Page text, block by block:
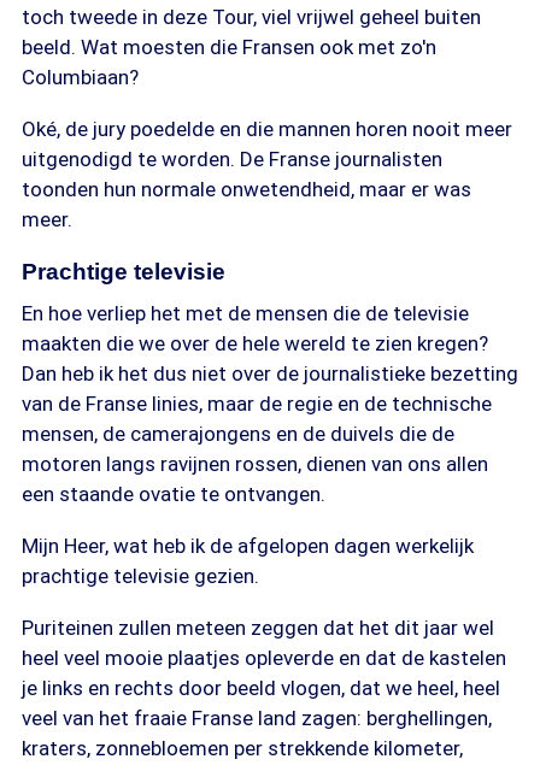
toch tweede in deze Tour, viel vrijwel geheel buiten
beeld. Wat moesten die Fransen ook met zo'n
Columbiaan?
Oké, de jury poedelde en die mannen horen nooit meer
uitgenodigd te worden. De Franse journalisten
toonden hun normale onwetendheid, maar er was
meer.
Prachtige televisie
En hoe verliep het met de mensen die de televisie
maakten die we over de hele wereld te zien kregen?
Dan heb ik het dus niet over de journalistieke bezetting
van de Franse linies, maar de regie en de technische
mensen, de camerajongens en de duivels die de
motoren langs ravijnen rossen, dienen van ons allen
een staande ovatie te ontvangen.
Mijn Heer, wat heb ik de afgelopen dagen werkelijk
prachtige televisie gezien.
Puriteinen zullen meteen zeggen dat het dit jaar wel
heel veel mooie plaatjes opleverde en dat de kastelen
je links en rechts door beeld vlogen, dat we heel, heel
veel van het fraaie Franse land zagen: berghellingen,
kraters, zonnebloemen per strekkende kilometer,